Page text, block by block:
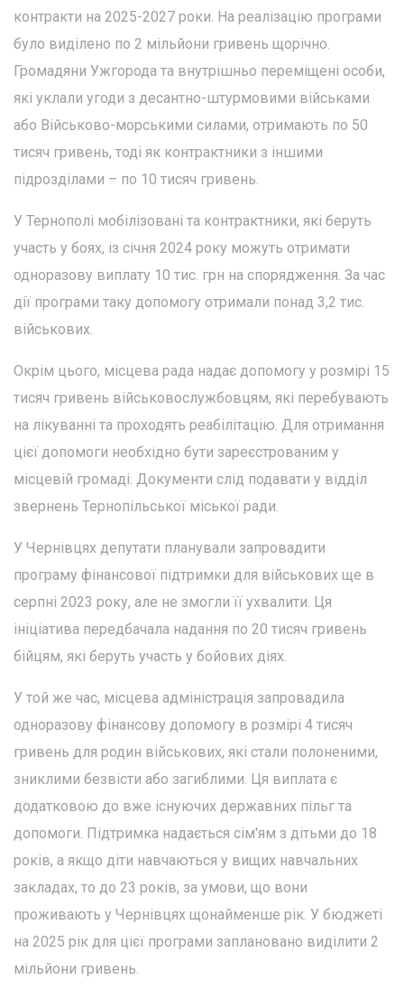
контракти на 2025-2027 роки. На реалізацію програми
було виділено по 2 мільйони гривень щорічно.
Громадяни Ужгорода та внутрішньо переміщені особи,
які уклали угоди з десантно-штурмовими військами
або Військово-морськими силами, отримають по 50
тисяч гривень, тоді як контрактники з іншими
підрозділами – по 10 тисяч гривень.
У Тернополі мобілізовані та контрактники, які беруть
участь у боях, із січня 2024 року можуть отримати
одноразову виплату 10 тис. грн на спорядження. За час
дії програми таку допомогу отримали понад 3,2 тис.
військових.
Окрім цього, місцева рада надає допомогу у розмірі 15
тисяч гривень військовослужбовцям, які перебувають
на лікуванні та проходять реабілітацію. Для отримання
цієї допомоги необхідно бути зареєстрованим у
місцевій громаді. Документи слід подавати у відділ
звернень Тернопільської міської ради.
У Чернівцях депутати планували запровадити
програму фінансової підтримки для військових ще в
серпні 2023 року, але не змогли її ухвалити. Ця
ініціатива передбачала надання по 20 тисяч гривень
бійцям, які беруть участь у бойових діях.
У той же час, місцева адміністрація запровадила
одноразову фінансову допомогу в розмірі 4 тисяч
гривень для родин військових, які стали полоненими,
зниклими безвісти або загиблими. Ця виплата є
додатковою до вже існуючих державних пільг та
допомоги. Підтримка надається сім'ям з дітьми до 18
років, а якщо діти навчаються у вищих навчальних
закладах, то до 23 років, за умови, що вони
проживають у Чернівцях щонайменше рік. У бюджеті
на 2025 рік для цієї програми заплановано виділити 2
мільйони гривень.